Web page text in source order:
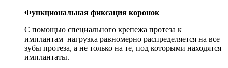
Функциональная фиксация коронок
С помощью специального крепежа протеза к
имплантам нагрузка равномерно распределяется на все
зубы протеза, а не только на те, под которыми находятся
имплантаты.